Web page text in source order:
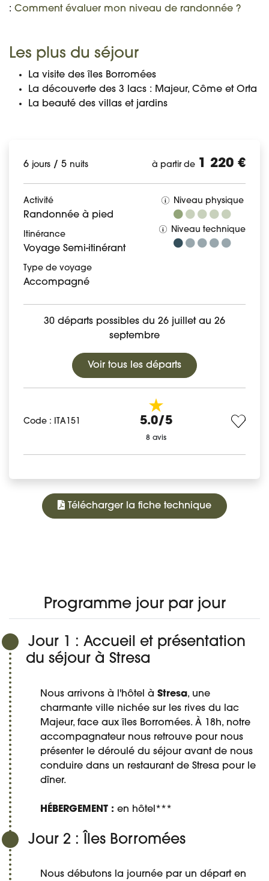
: Comment évaluer mon niveau de randonnée ?
Les plus du séjour
La visite des îles Borromées
La découverte des 3 lacs : Majeur, Côme et Orta
La beauté des villas et jardins
6 jours / 5 nuits à partir de 1 220 €
Activité
Randonnée à pied
Itinérance
Voyage Semi-itinérant
Type de voyage
Accompagné
Niveau physique
Niveau technique
30 départs possibles du 26 juillet au 26
septembre
Voir tous les départs
Code : ITA151 5.0/5
8 avis
Télécharger la fiche technique
Programme jour par jour
Jour 1 : Accueil et présentation
du séjour à Stresa
Nous arrivons à l'hôtel à Stresa, une
charmante ville nichée sur les rives du lac
Majeur, face aux îles Borromées. À 18h, notre
accompagnateur nous retrouve pour nous
présenter le déroulé du séjour avant de nous
conduire dans un restaurant de Stresa pour le
dîner.
HÉBERGEMENT : en hôtel***
Jour 2 : Îles Borromées
Nous débutons la journée par un départ en